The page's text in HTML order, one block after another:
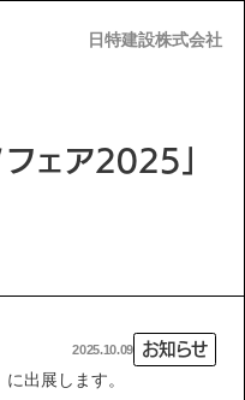
日特建設株式会社
日特建設株式会社
フェア2025」
2025.10.09 お知らせ
出展します。